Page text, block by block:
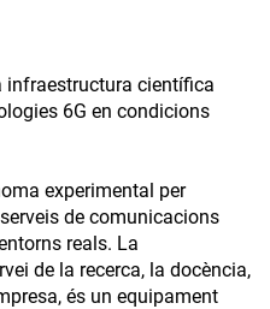
infraestructura científica
6G en condicions
experimental per
de comunicacions
reals. La
de la recerca, la docència,
és un equipament